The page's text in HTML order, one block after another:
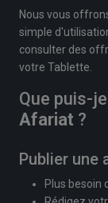
Nous vous
simple
consulter des
votre Tablette.
Que puis-
Afariat ?
Publier une
Plus besoin